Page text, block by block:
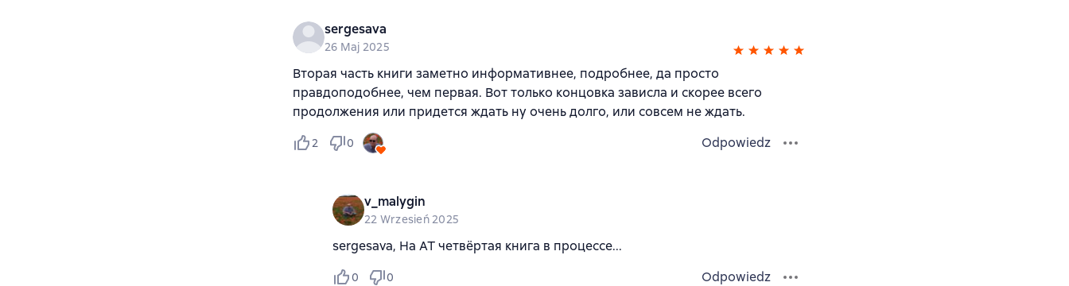
sergesava
26 Maj 2025
Вторая часть книги заметно информативнее, подробнее, да просто
правдоподобнее, чем первая. Вот только концовка зависла и скорее всего
продолжения или придется ждать ну очень долго, или совсем не ждать.
2 0 Odpowiedz
v_malygin
22 Wrzesień 2025
sergesava, На АТ четвёртая книга в процессе...
0 0 Odpowiedz